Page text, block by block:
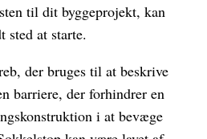
til dit byggeprojekt, kan
sted at starte.
der bruges til at beskrive
barriere, der forhindrer en
i at bevæge